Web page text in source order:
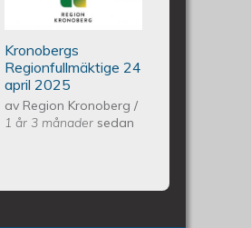
regionfullmäktige
24 april 2025
Kronobergs
Regionfullmäktige 24
april 2025
av Region Kronoberg/
1 år 3 månader sedan